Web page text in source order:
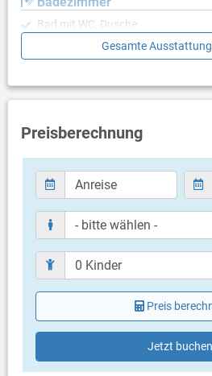
Bad mit WC, Dusche
Balkon & Terrasse
Terrassengröße: 20 m²
Weitere Informationen
Privater Parkplatz auf dem
Haustier erlaubt (gegen Gebühr:
Haustier)
Bettwäsche vorhanden
Handtücher vorhanden
Fön
Gesamte
Preisberechnung
Preis
Jetzt buchen